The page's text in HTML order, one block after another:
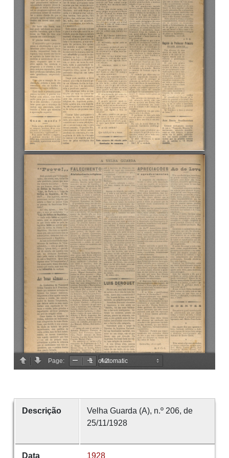
Descrição
Velha Guarda (A), n.º 206, de
25/11/1928
Data 1928